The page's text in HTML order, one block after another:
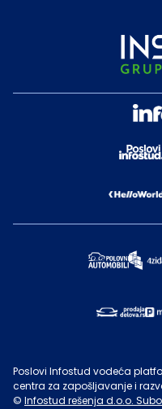
Poslovi Infostud vodeća
centra za zapošljavanje i
© Infostud rešenja d.o.o.